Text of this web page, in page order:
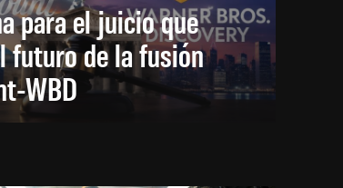
para el juicio que
futuro de la fusión
WBD